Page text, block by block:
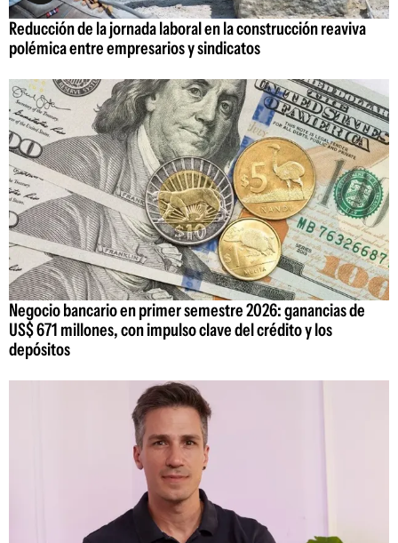
Reducción de la jornada laboral en la construcción reaviva
polémica entre empresarios y sindicatos
Negocio bancario en primer semestre 2026: ganancias de
US$ 671 millones, con impulso clave del crédito y los
depósitos